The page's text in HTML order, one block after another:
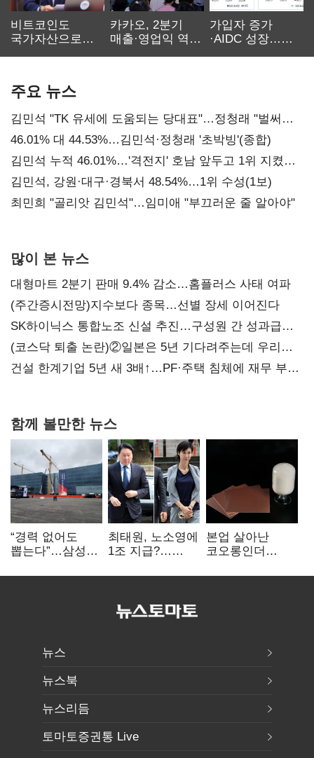
비트코인도
국가자산으로…'
카카오, 2분기
매출·영업익 역대
가입자 증가
·AIDC 성장…
주요 뉴스
김민석 "TK 유세에 도움되는 당대표"…정청래 "벌써
대표된 양 당직 배분"
46.01% 대 44.53%…김민석·정청래 '초박빙'(종합)
김민석 누적 46.01%…'격전지' 호남 앞두고 1위 지켰다
(2보)
김민석, 강원·대구·경북서 48.54%…1위 수성(1보)
최민희 "골리앗 김민석"…임미애 "부끄러운 줄 알아야"
많이 본 뉴스
대형마트 2분기 판매 9.4% 감소…홈플러스 사태 여파
(주간증시전망)지수보다 종목…선별 장세 이어진다
SK하이닉스 통합노조 신설 추진…구성원 간 성과급
불만 확산
(코스닥 퇴출 논란)②일본은 5년 기다려주는데 우리는
당장 퇴출?…시간만으론 부족한 코스닥 구하기
건설 한계기업 5년 새 3배↑…PF·주택 침체에 재무 부담
함께 볼만한 뉴스
“경력 없어도
뽑는다”…삼성
반도체 인재
최태원, 노소영에
1조 지급?…
본업 살아난
코오롱인더
배터리 소재로
뉴스
뉴스북
뉴스리듬
토마토증권통 Live